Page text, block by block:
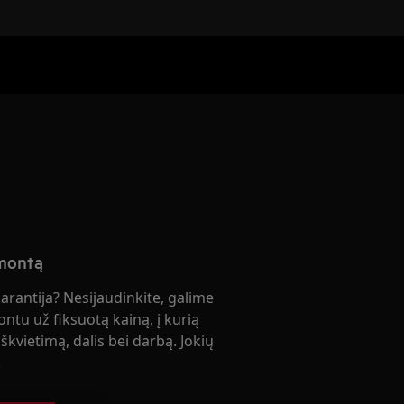
Nesijaudinkite, galime
už fiksuotą kainą, į kurią
dalis bei darbą. Jokių